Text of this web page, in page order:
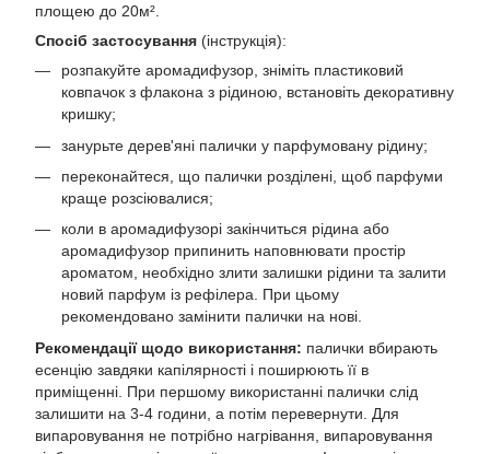
площею до 20м².
Спосіб застосування (інструкція):
розпакуйте аромадифузор, зніміть пластиковий
ковпачок з флакона з рідиною, встановіть декоративну
кришку;
занурьте дерев'яні палички у парфумовану рідину;
переконайтеся, що палички розділені, щоб парфуми
краще розсіювалися;
коли в аромадифузорі закінчиться рідина або
аромадифузор припинить наповнювати простір
ароматом, необхідно злити залишки рідини та залити
новий парфум із рефілера. При цьому
рекомендовано замінити палички на нові.
Рекомендації щодо використання: палички вбирають
есенцію завдяки капілярності і поширюють її в
приміщенні. При першому використанні палички слід
залишити на 3-4 години, а потім перевернути. Для
випаровування не потрібно нагрівання, випаровування